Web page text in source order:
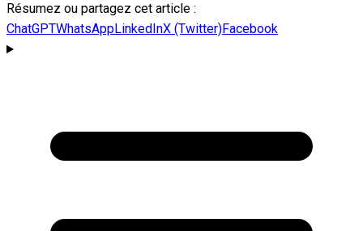
Résumez ou partagez cet article :
ChatGPTWhatsAppLinkedInX (Twitter)Facebook